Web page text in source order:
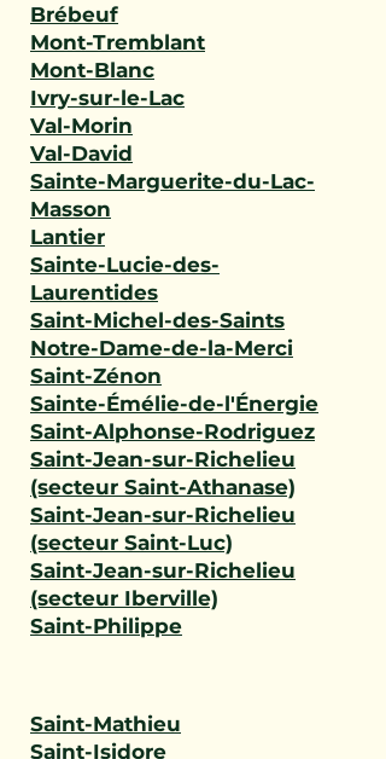
Brébeuf
Mont-Tremblant
Mont-Blanc
Ivry-sur-le-Lac
Val-Morin
Val-David
Sainte-Marguerite-du-Lac-
Masson
Lantier
Sainte-Lucie-des-
Laurentides
Saint-Michel-des-Saints
Notre-Dame-de-la-Merci
Saint-Zénon
Sainte-Émélie-de-l'Énergie
Saint-Alphonse-Rodriguez
Saint-Jean-sur-Richelieu
(secteur Saint-Athanase)
Saint-Jean-sur-Richelieu
(secteur Saint-Luc)
Saint-Jean-sur-Richelieu
(secteur Iberville)
Saint-Philippe
Saint-Mathieu
Saint-Isidore